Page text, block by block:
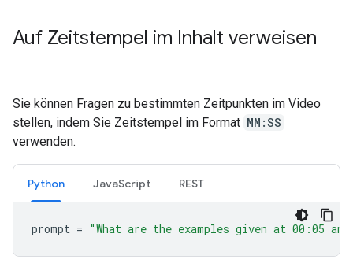
Auf Zeitstempel im Inhalt verweisen
Sie können Fragen zu bestimmten Zeitpunkten im Video
stellen, indem Sie Zeitstempel im Format MM:SS
verwenden.
Python JavaScript REST
prompt = "What are the examples given at 00:05